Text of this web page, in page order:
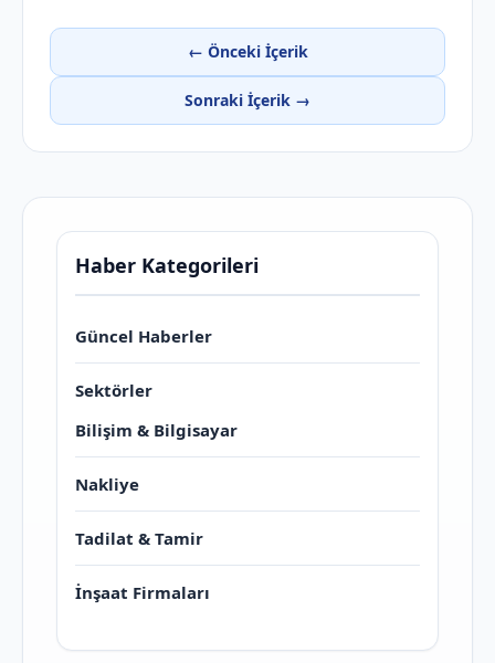
← Önceki İçerik
Sonraki İçerik →
Haber Kategorileri
Güncel Haberler
Sektörler
Bilişim & Bilgisayar
Nakliye
Tadilat & Tamir
İnşaat Firmaları